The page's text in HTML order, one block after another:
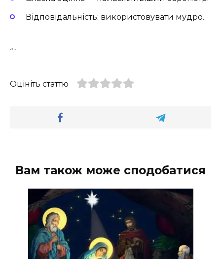
Відповідальність: використовувати мудро.
“`
Оцініть статтю
Вам також може сподобатися